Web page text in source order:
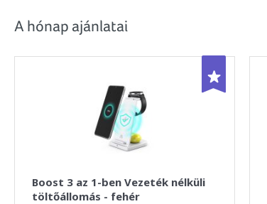
A hónap ajánlatai
Boost 3 az 1-ben Vezeték nélküli
töltőállomás - fehér